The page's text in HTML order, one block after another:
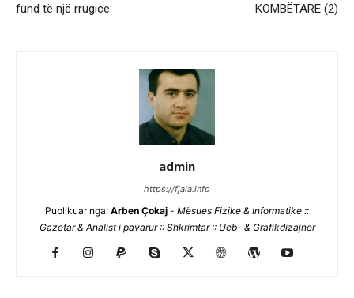
fund të një rrugice KOMBËTARE (2)
admin
https://fjala.info
Publikuar nga: Arben Çokaj - Mësues Fizike & Informatike ::
Gazetar & Analist i pavarur :: Shkrimtar :: Ueb- & Grafikdizajner